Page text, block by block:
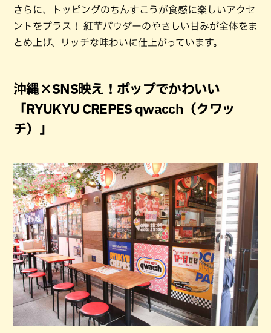
さらに、トッピングのちんすこうが食感に楽しいアクセ
ントをプラス！ 紅芋パウダーのやさしい甘みが全体をま
とめ上げ、リッチな味わいに仕上がっています。
沖縄×SNS映え！ポップでかわいい
「RYUKYU CREPES qwacch（クワッ
チ）」